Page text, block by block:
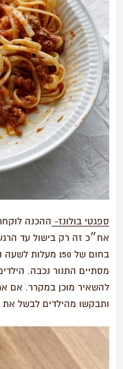
ספגטי בולונז-
אח״כ זה רק בישול עד
בחום של 150
מסתיים התנור נכבה.
להשאיר מוכן במקרר. אם
ותבקשו מהילדים לבשל את